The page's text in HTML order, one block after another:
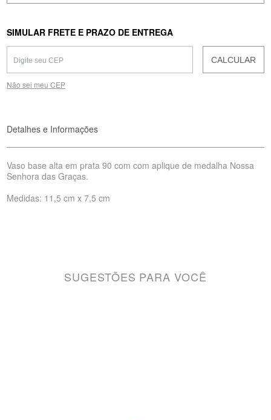
SIMULAR FRETE E PRAZO DE ENTREGA
CALCULAR
Não sei meu CEP
Detalhes e Informações
Vaso base alta em prata 90 com com aplique de medalha Nossa
Senhora das Graças.
Medidas: 11,5 cm x 7,5 cm
SUGESTÕES PARA VOCÊ